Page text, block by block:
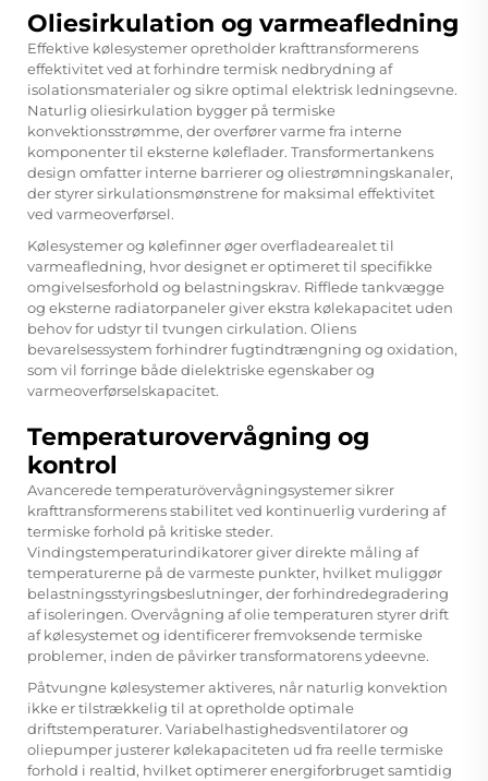
Oliesirkulation og varmeafledning
Effektive kølesystemer opretholder krafttransformerens
effektivitet ved at forhindre termisk nedbrydning af
isolationsmaterialer og sikre optimal elektrisk ledningsevne.
Naturlig oliesirkulation bygger på termiske
konvektionsstrømme, der overfører varme fra interne
komponenter til eksterne køleflader. Transformertankens
design omfatter interne barrierer og oliestrømningskanaler,
der styrer sirkulationsmønstrene for maksimal effektivitet
ved varmeoverførsel.
Kølesystemer og kølefinner øger overfladearealet til
varmeafledning, hvor designet er optimeret til specifikke
omgivelsesforhold og belastningskrav. Rifflede tankvægge
og eksterne radiatorpaneler giver ekstra kølekapacitet uden
behov for udstyr til tvungen cirkulation. Oliens
bevarelsessystem forhindrer fugtindtrængning og oxidation,
som vil forringe både dielektriske egenskaber og
varmeoverførselskapacitet.
Temperaturovervågning og
kontrol
Avancerede temperaturövervågningsystemer sikrer
krafttransformerens stabilitet ved kontinuerlig vurdering af
termiske forhold på kritiske steder.
Vindingstemperaturindikatorer giver direkte måling af
temperaturerne på de varmeste punkter, hvilket muliggør
belastningsstyringsbeslutninger, der forhindredegradering
af isoleringen. Overvågning af olie temperaturen styrer drift
af kølesystemet og identificerer fremvoksende termiske
problemer, inden de påvirker transformatorens ydeevne.
Påtvungne kølesystemer aktiveres, når naturlig konvektion
ikke er tilstrækkelig til at opretholde optimale
driftstemperaturer. Variabelhastighedsventilatorer og
oliepumper justerer kølekapaciteten ud fra reelle termiske
forhold i realtid, hvilket optimerer energiforbruget samtidig